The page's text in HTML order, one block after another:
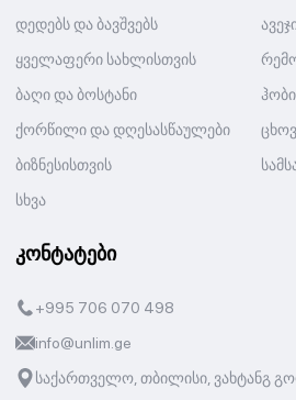
დედებს და ბავშვებს
ყველაფერი სახლისთვის
ბაღი და ბოსტანი
ქორწილი და დღესასწაულები
ბიზნესისთვის
სხვა
კონტატები
+995 706 070 498
info@unlim.ge
საქართველო, თბილისი, ვახტანგ